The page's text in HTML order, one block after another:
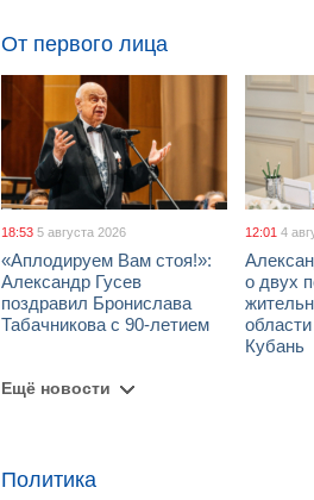
От первого лица
18:53 5 августа 2026
«Аплодируем Вам стоя!»:
Александр Гусев
поздравил Бронислава
Табачникова с 90-летием
12:01 4
о двух
Кубань
Ещё новости
Политика